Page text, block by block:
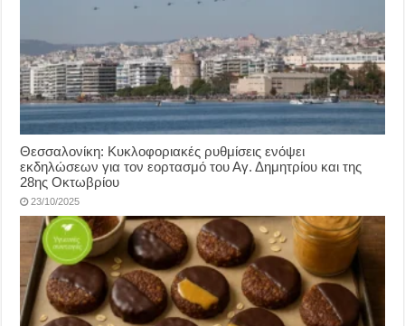
Θεσσαλονίκη: Κυκλοφοριακές ρυθμίσεις ενόψει
εκδηλώσεων για τον εορτασμό του Αγ. Δημητρίου και της
28ης Οκτωβρίου
23/10/2025